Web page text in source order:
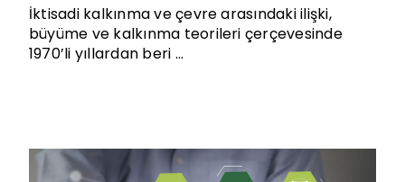
İktisadi kalkınma ve çevre arasındaki ilişki,
büyüme ve kalkınma teorileri çerçevesinde
1970’li yıllardan beri ...